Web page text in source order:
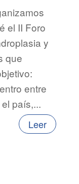
el II Foro
y
que
entre
país,...
Leer